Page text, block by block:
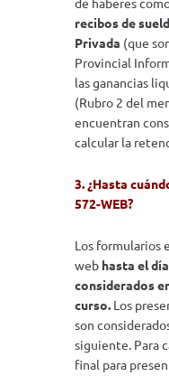
recibos de
Privada (que
Provincial
las ganancias
(Rubro 2 del
encuentran
calcular la
3. ¿Hasta
572-WEB?
Los formularios
web hasta el
considerados
curso. Los
son
siguiente. Para
final para